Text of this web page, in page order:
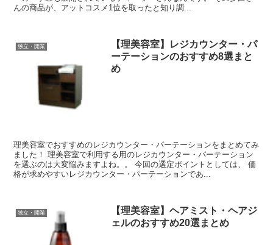
んの商品が、アットコスメ1位を取ったと知り調...
独立・開業
【理美容室】レジカウンター・パ
ーテーションのおすすめ8選まと
め
理美容室でおすすめのレジカウンター・パーテーションをまとめてみ
ました！ 理美容室で利用する用のレジカウンター・パーテーション
を選ぶのは大変悩みますよね。。 今回の選定ポイントとしては、 価
格が求めやすいレジカウンター・パーテーションであ...
独立・開業
【理美容室】ヘアミスト・ヘアジ
ェルのおすすめ20選まとめ